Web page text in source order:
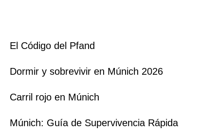
El Código del Pfand
Dormir y sobrevivir en Múnich 2026
Carril rojo en Múnich
Múnich: Guía de Supervivencia Rápida